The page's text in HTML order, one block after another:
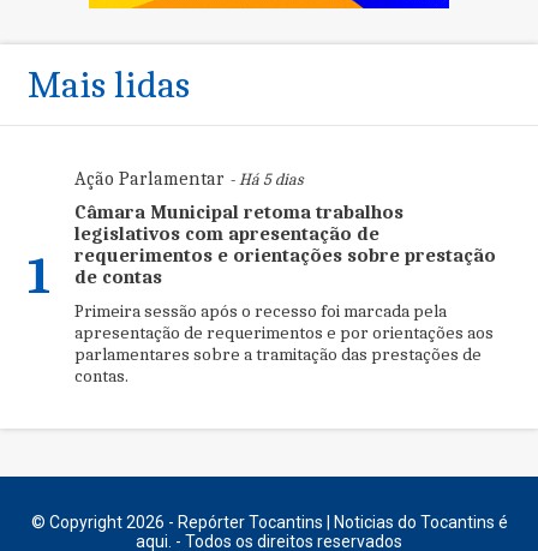
Mais lidas
1
Ação Parlamentar - Há 5 dias
Câmara Municipal retoma trabalhos
legislativos com apresentação de
requerimentos e orientações sobre prestação
de contas
Primeira sessão após o recesso foi marcada pela
apresentação de requerimentos e por orientações aos
parlamentares sobre a tramitação das prestações de
contas.
© Copyright 2026 - Repórter Tocantins | Noticias do Tocantins é
aqui. - Todos os direitos reservados